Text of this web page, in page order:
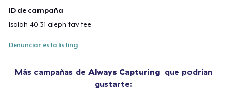
ID de campaña
isaiah-40-31-aleph-tav-tee
Denunciar esta listing
Más campañas de Always Capturing que podrían
gustarte: